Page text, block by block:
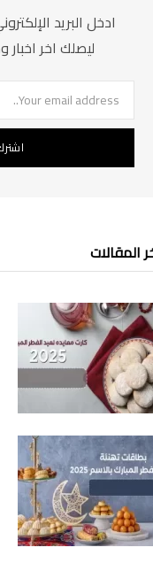
ادخل البريد
ليصلك اخر اخبار
المقالات